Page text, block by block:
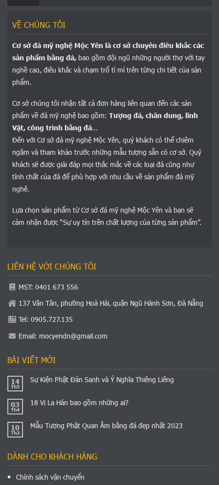
VỀ CHÚNG TÔI
Cơ sở đá mỹ nghệ Mộc Yên là cơ sở chuyên điêu khắc các
sản phẩm bằng đá, bao gồm đội ngũ những người thợ với tay
nghề cao, điêu khắc và chạm trổ tỉ mỉ trên từng chi tiết của sản
phẩm.
Cơ sở chúng tôi nhận tất cả đơn hàng liên quan đến các sản
phẩm về đá mỹ nghệ bao gồm: Tượng đá, chân dung, linh
Vật, công trình bằng đá…
Đến với Cơ sở đá mỹ nghệ Mộc Yên, quý khách có thể chiêm
ngắm và tham khảo trước những mẫu tượng sẵn có cơ sở. Quý
khách sẽ được giải đáp mọi thắc mắc về các loại đá cũng như
tính chất của đá để phù hợp với nhu cầu về sản phẩm đá mỹ
nghệ.
Lựa chọn sản phẩm từ Cơ sở đá mỹ nghệ Mộc Yên và bạn sẽ
cảm nhận được “Sự uy tín trên chất lượng của từng sản phẩm”.
LIÊN HỆ VỚI CHÚNG TÔI
MST: 0401 673 556
137 Văn Tân, phường Hoà Hải, quận Ngũ Hành Sơn, Đà Nẵng
Tel: 0905.727.135
Email: mocyendn@gmail.com
BÀI VIẾT MỚI
14
Th5
Sự Kiện Phật Đản Sanh và Ý Nghĩa Thiêng Liêng
03
Th4
18 Vị La Hán bao gồm những ai?
10
Th3
Mẫu Tượng Phật Quan Âm bằng đá đẹp nhất 2023
DÀNH CHO KHÁCH HÀNG
Chính sách vận chuyển